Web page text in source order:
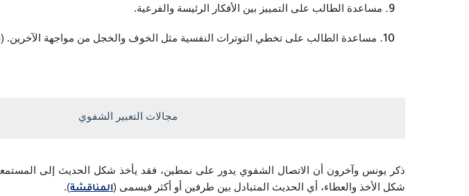
مساعدة الطالب على التمييز بين الأفكار الرئيسة والفرعية.
مساعدة الطالب على تخطي التوترات النفسية مثل الخوف والخجل من مواجهة الآخرين. (٥)
مجالات التعبير الشفوي
شكل الأخذ والعطاء، أي الحديث المتبادل بين طرفين أو أكثر فيسمى (المناقشة).